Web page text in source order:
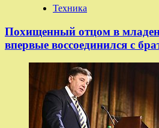
Техника
Похищенный отцом в
впервые воссоединился с